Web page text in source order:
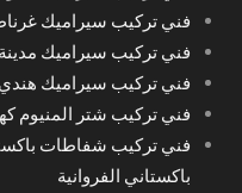
فني تركيب سيراميك
فني تركيب سيراميك
فني تركيب سيراميك هندي
فني تركيب شتر المنيوم
فني تركيب شفاطات
باكستاني الفروانية